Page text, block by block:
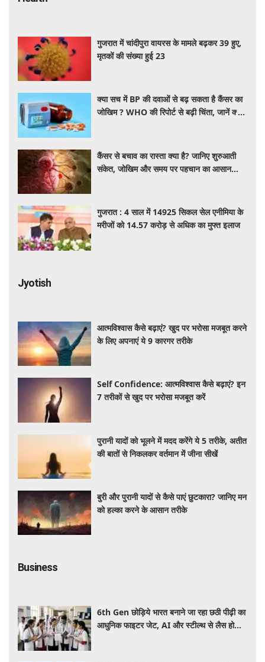
गुजरात में चांदीपुरा वायरस के मामले बढ़कर 39 हुए,
मृतकों की संख्या हुई 23
क्या सच में BP की दवाओं से बढ़ सकता है कैंसर का
जोखिम ? WHO की रिपोर्ट से बढ़ी चिंता, जानें क्या
कैंसर से बचाव का रास्ता क्या है? जानिए शुरुआती
संकेत, जोखिम और समय पर पहचान का आसान
गुजरात : 4 साल में 14925 सिकल सेल एनीमिया के
मरीजों को 14.57 करोड़ से अधिक का मुफ्त इलाज
Jyotish
आत्मविश्वास कैसे बढ़ाएं? खुद पर भरोसा मजबूत करने
के लिए अपनाएं ये 9 कारगर तरीके
Self Confidence: आत्मविश्वास कैसे बढ़ाएं? इन
7 तरीकों से खुद पर भरोसा मजबूत करें
पुरानी यादों को भूलने में मदद करेंगे ये 5 तरीके, अतीत
की बातों से निकलकर वर्तमान में जीना सीखें
बुरी और पुरानी यादों से कैसे पाएं छुटकारा? जानिए मन
को हल्का करने के आसान तरीके
Business
6th Gen छोड़िये भारत बनाने जा रहा छठी पीढ़ी का
आधुनिक फाइटर जेट, AI और स्टील्थ से लैस होगा